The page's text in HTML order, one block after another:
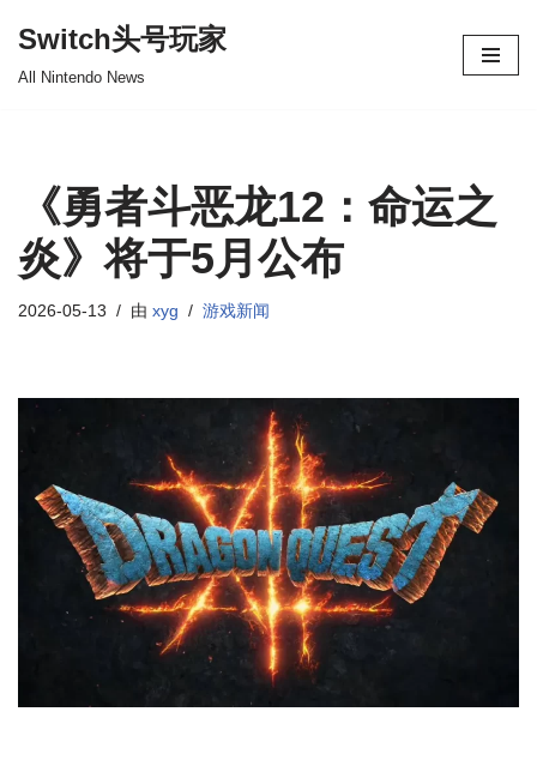
Switch头号玩家
All Nintendo News
《勇者斗恶龙12：命运之
炎》将于5月公布
2026-05-13 由 xyg 游戏新闻